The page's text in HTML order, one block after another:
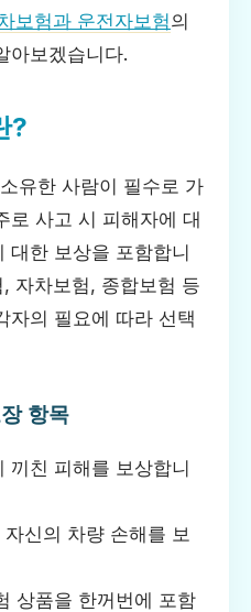
보험과 운전자보험의
아보겠습니다.
?
유한 사람이 필수로 가
로 사고 시 피해자에 대
대한 보상을 포함합니
자차보험, 종합보험 등
자의 필요에 따라 선택
항목
끼친 피해를 보상합니
신의 차량 손해를 보
상품을 한꺼번에 포함